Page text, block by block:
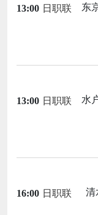
13:00 日职联 东
13:00 日职联 水
16:00 日职联 清